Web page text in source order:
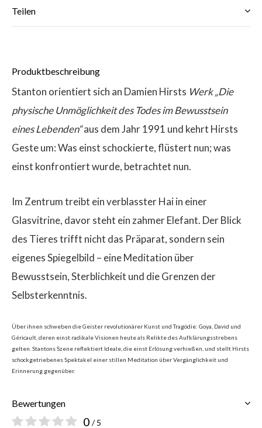
Teilen
Produktbeschreibung
Stanton orientiert sich an Damien Hirsts Werk „Die
physische Unmöglichkeit des Todes im Bewusstsein
eines Lebenden“aus dem Jahr 1991 und kehrt Hirsts
Geste um: Was einst schockierte, flüstert nun; was
einst konfrontiert wurde, betrachtet nun.
Im Zentrum treibt ein verblasster Hai in einer
Glasvitrine, davor steht ein zahmer Elefant. Der Blick
des Tieres trifft nicht das Präparat, sondern sein
eigenes Spiegelbild – eine Meditation über
Bewusstsein, Sterblichkeit und die Grenzen der
Selbsterkenntnis.
Über ihnen schweben die Geister revolutionärer Kunst und Tragödie: Goya, David und
Géricault, deren einst radikale Visionen heute als Relikte des Aufklärungsstrebens
gelten. Stantons Szene reflektiert Ideale, die einst Erlösung verhießen, und stellt Hirsts
schockgetriebenes Spektakel einer stillen Meditation über Vergänglichkeit und
Erinnerung gegenüber.
Bewertungen
0 / 5